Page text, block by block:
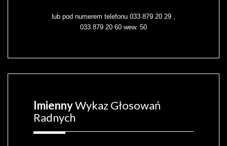
lub pod numerem telefonu 033 879 20 29 ,
033 879 20 60 wew. 50
ImiennyWykaz Głosowań
Radnych